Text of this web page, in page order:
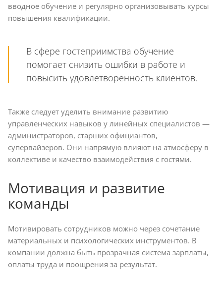
вводное обучение и регулярно организовывать курсы
повышения квалификации.
В сфере гостеприимства обучение
помогает снизить ошибки в работе и
повысить удовлетворенность клиентов.
Также следует уделить внимание развитию
управленческих навыков у линейных специалистов —
администраторов, старших официантов,
супервайзеров. Они напрямую влияют на атмосферу в
коллективе и качество взаимодействия с гостями.
Мотивация и развитие
команды
Мотивировать сотрудников можно через сочетание
материальных и психологических инструментов. В
компании должна быть прозрачная система зарплаты,
оплаты труда и поощрения за результат.